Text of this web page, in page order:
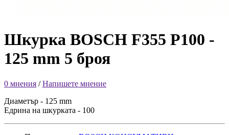
Шкурка BOSCH F355 P100 -
125 mm 5 броя
0 мнения /Напишете мнение
Диаметър - 125 mm
Едрина на шкурката - 100